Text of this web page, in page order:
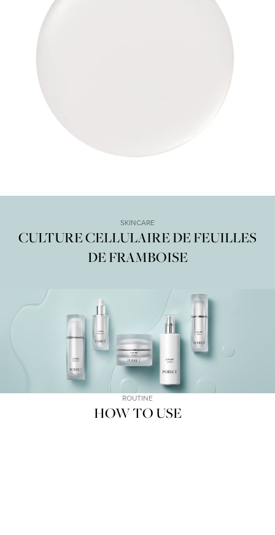
CULTURE CELLULAIRE DE FEUILLES
DE FRAMBOISE
SKINCARE
HOW TO USE
ROUTINE